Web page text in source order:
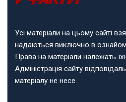
Усі матеріали на цьому сайті
надаються виключно в
Права на матеріали належать
Адміністрація сайту
матеріалу не несе.